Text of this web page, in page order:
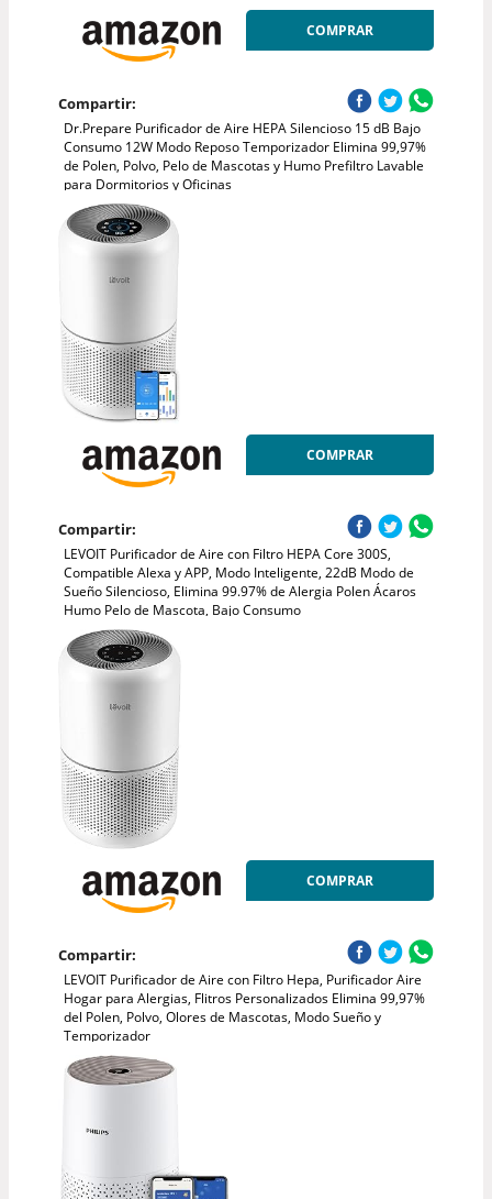
COMPRAR
Compartir:
Dr.Prepare Purificador de Aire HEPA Silencioso 15 dB Bajo
Consumo 12W Modo Reposo Temporizador Elimina 99,97%
de Polen, Polvo, Pelo de Mascotas y Humo Prefiltro Lavable
para Dormitorios y Oficinas
COMPRAR
Compartir:
LEVOIT Purificador de Aire con Filtro HEPA Core 300S,
Compatible Alexa y APP, Modo Inteligente, 22dB Modo de
Sueño Silencioso, Elimina 99.97% de Alergia Polen Ácaros
Humo Pelo de Mascota, Bajo Consumo
COMPRAR
Compartir:
LEVOIT Purificador de Aire con Filtro Hepa, Purificador Aire
Hogar para Alergias, Flitros Personalizados Elimina 99,97%
del Polen, Polvo, Olores de Mascotas, Modo Sueño y
Temporizador